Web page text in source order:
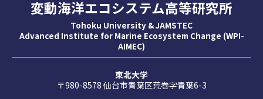
変動海洋エコシステム高等研究所
Tohoku University & JAMSTEC
Advanced Institute for Marine Ecosystem Change (WPI-
AIMEC)
東北大学
〒980-8578 仙台市青葉区荒巻字青葉6-3